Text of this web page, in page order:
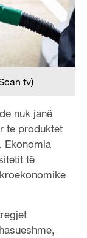
tv)
nuk janë
te produktet
Ekonomia
të